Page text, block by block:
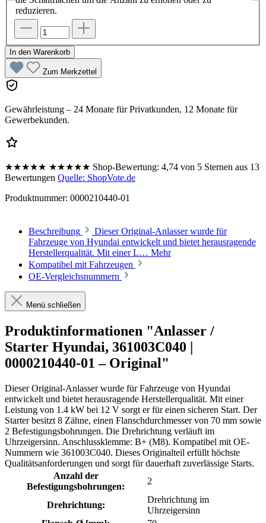
reduzieren.
In den Warenkorb
Zum Merkzettel
Gewährleistung – 24 Monate für Privatkunden, 12 Monate für
Gewerbekunden.
★★★★★ ★★★★★ Shop-Bewertung: 4,74 von 5 Sternen aus 13
Bewertungen Quelle: ShopVote.de
Produktnummer: 0000210440-01
Beschreibung
Dieser Original-Anlasser wurde für
Fahrzeuge von Hyundai entwickelt und bietet herausragende
Herstellerqualität. Mit einer L… Mehr
Kompatibel mit Fahrzeugen
OE-Vergleichsnummern
Menü schließen
Produktinformationen "Anlasser /
Starter Hyundai, 361003C040 |
0000210440-01 – Original"
Dieser Original-Anlasser wurde für Fahrzeuge von Hyundai
entwickelt und bietet herausragende Herstellerqualität. Mit einer
Leistung von 1.4 kW bei 12 V sorgt er für einen sicheren Start. Der
Starter besitzt 8 Zähne, einen Flanschdurchmesser von 70 mm sowie
2 Befestigungsbohrungen. Die Drehrichtung verläuft im
Uhrzeigersinn. Anschlussklemme: B+ (M8). Kompatibel mit OE-
Nummern wie 361003C040. Dieses Originalteil erfüllt höchste
Qualitätsanforderungen und sorgt für dauerhaft zuverlässige Starts.
Anzahl der
Befestigungsbohrungen:
2
Drehrichtung:
Drehrichtung im
Uhrzeigersinn